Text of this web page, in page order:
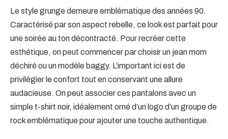
Le style grunge demeure emblématique des années 90.
Caractérisé par son aspect rebelle, ce look est parfait pour
une soirée au ton décontracté. Pour recréer cette
esthétique, on peut commencer par choisir un jean mom
déchiré ou un modèle baggy. L’important ici est de
privilégier le confort tout en conservant une allure
audacieuse. On peut associer ces pantalons avec un
simple t-shirt noir, idéalement orné d’un logo d’un groupe de
rock emblématique pour ajouter une touche authentique.